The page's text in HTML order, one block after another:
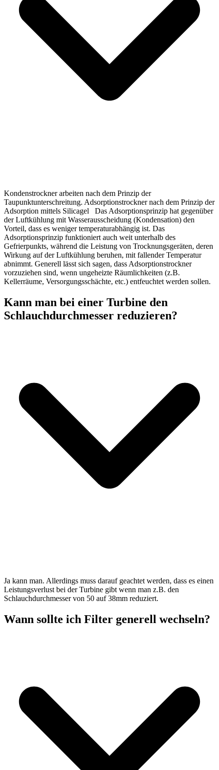
Kondenstrockner arbeiten nach dem Prinzip der
Taupunktunterschreitung. Adsorptionstrockner nach dem Prinzip der
Adsorption mittels Silicagel Das Adsorptionsprinzip hat gegenüber
der Luftkühlung mit Wasserausscheidung (Kondensation) den
Vorteil, dass es weniger temperaturabhängig ist. Das
Adsorptionsprinzip funktioniert auch weit unterhalb des
Gefrierpunkts, während die Leistung von Trocknungsgeräten, deren
Wirkung auf der Luftkühlung beruhen, mit fallender Temperatur
abnimmt. Generell lässt sich sagen, dass Adsorptionstrockner
vorzuziehen sind, wenn ungeheizte Räumlichkeiten (z.B.
Kellerräume, Versorgungsschächte, etc.) entfeuchtet werden sollen.
Kann man bei einer Turbine den
Schlauchdurchmesser reduzieren?
Ja kann man. Allerdings muss darauf geachtet werden, dass es einen
Leistungsverlust bei der Turbine gibt wenn man z.B. den
Schlauchdurchmesser von 50 auf 38mm reduziert.
Wann sollte ich Filter generell wechseln?